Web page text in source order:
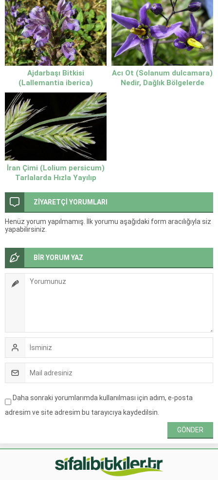
Ajdarbaşı Bitkisi
(Lallemantia iberica)
Ajdarbaşı Otunun Faydaları
ve Özellikleri
Acı Ot (Solanum dulcamara)
Nedir, Dağlık Bölgelerde
İran Çimi (Lolium persicum)
Tarlalarda Hızla Yayılıp
ZİYARETÇİ YORUMLARI
Henüz yorum yapılmamış. İlk yorumu aşağıdaki form aracılığıyla siz
yapabilirsiniz.
BİR YORUM YAZ
Daha sonraki yorumlarımda kullanılması için adım, e-posta
adresim ve site adresim bu tarayıcıya kaydedilsin.